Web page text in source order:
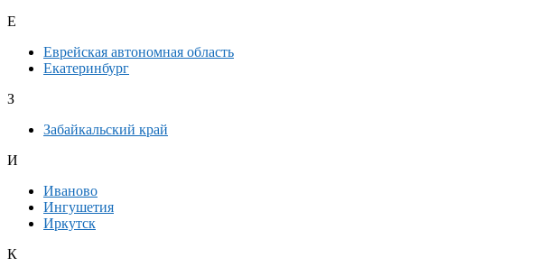
Е
Еврейская автономная область
Екатеринбург
З
Забайкальский край
И
Иваново
Ингушетия
Иркутск
К